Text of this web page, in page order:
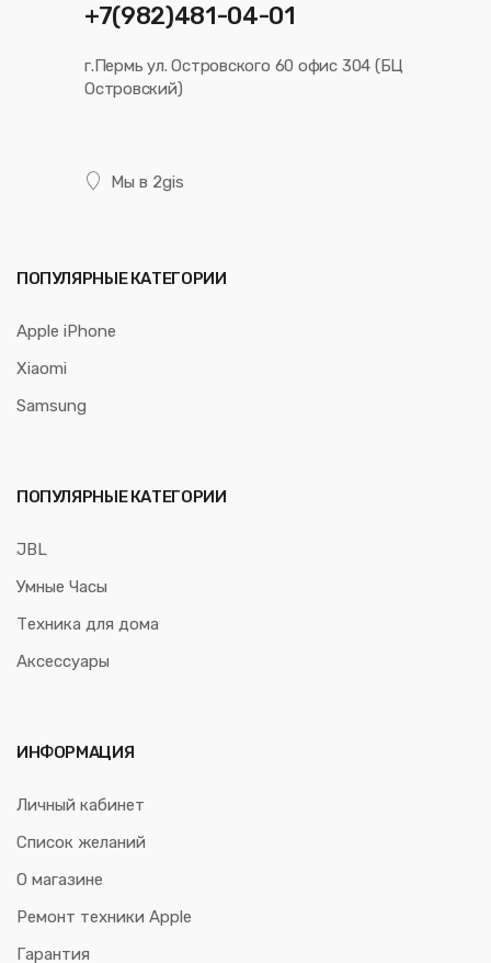
+7(982)481-04-01
г.Пермь ул. Островского 60 офис 304 (БЦ
Островский)
Мы в 2gis
ПОПУЛЯРНЫЕ КАТЕГОРИИ
Apple iPhone
Xiaomi
Samsung
ПОПУЛЯРНЫЕ КАТЕГОРИИ
JBL
Умные Часы
Техника для дома
Аксессуары
ИНФОРМАЦИЯ
Личный кабинет
Список желаний
О магазине
Ремонт техники Apple
Гарантия